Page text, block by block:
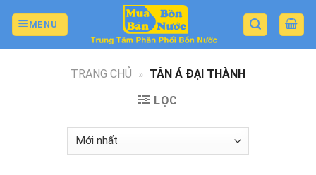
MENU
TRANG CHỦ » TÂN Á ĐẠI THÀNH
LỌC